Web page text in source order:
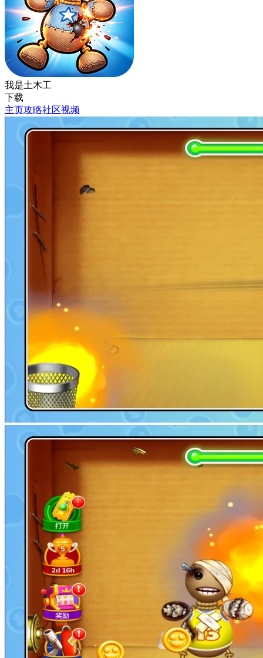
我是土木工
下载
主页攻略社区视频